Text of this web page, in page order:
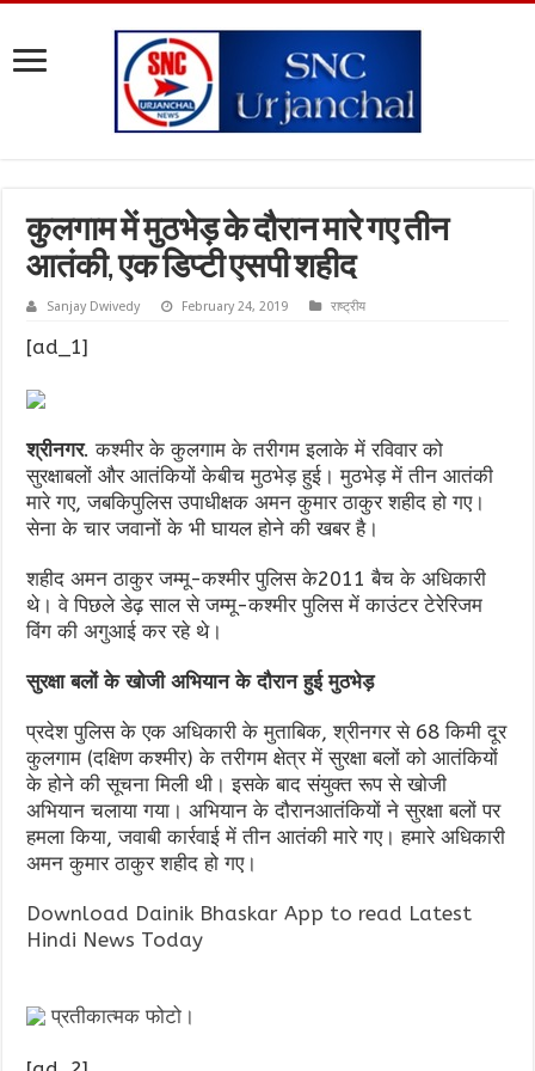
कुलगाम में मुठभेड़ के दौरान मारे गए तीन
आतंकी, एक डिप्टी एसपी शहीद
Sanjay Dwivedy February 24, 2019 राष्ट्रीय
[ad_1]
श्रीनगर. कश्मीर के कुलगाम के तरीगम इलाके में रविवार को
सुरक्षाबलों और आतंकियों केबीच मुठभेड़ हुई। मुठभेड़ में तीन आतंकी
मारे गए, जबकिपुलिस उपाधीक्षक अमन कुमार ठाकुर शहीद हो गए।
सेना के चार जवानों के भी घायल होने की खबर है।
शहीद अमन ठाकुर जम्मू-कश्मीर पुलिस के2011 बैच के अधिकारी
थे। वे पिछले डेढ़ साल से जम्मू-कश्मीर पुलिस में काउंटर टेरेरिजम
विंग की अगुआई कर रहे थे।
सुरक्षा बलों के खोजी अभियान के दौरान हुई मुठभेड़
प्रदेश पुलिस के एक अधिकारी के मुताबिक, श्रीनगर से 68 किमी दूर
कुलगाम (दक्षिण कश्मीर) के तरीगम क्षेत्र में सुरक्षा बलों को आतंकियों
के होने की सूचना मिली थी। इसके बाद संयुक्त रूप से खोजी
अभियान चलाया गया। अभियान के दौरानआतंकियों ने सुरक्षा बलों पर
हमला किया, जवाबी कार्रवाई में तीन आतंकी मारे गए। हमारे अधिकारी
अमन कुमार ठाकुर शहीद हो गए।
Download Dainik Bhaskar App to read Latest
Hindi News Today
प्रतीकात्मक फोटो।